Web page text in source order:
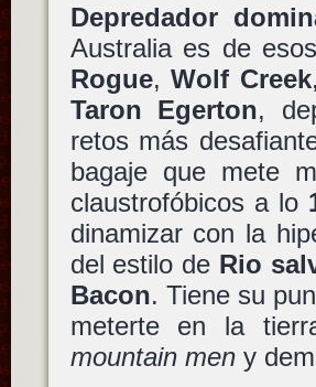
Depredador
Australia es de
Rogue,Wolf Creek
Taron Egerton,
retos más
bagaje que mete
claustrofóbicos a lo
dinamizar con la
del estilo de Rio
Bacon. Tiene su
meterte en la
mountain meny